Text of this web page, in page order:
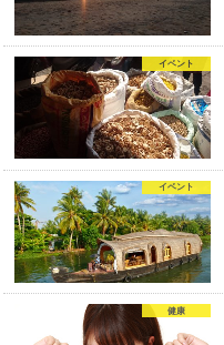
イベント
イベント
健康